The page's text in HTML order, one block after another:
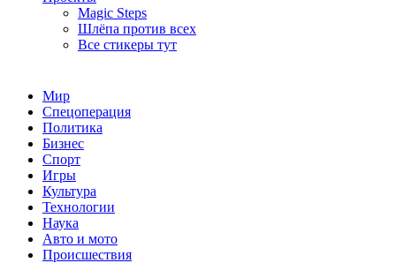
Magic Steps
Шлёпа против всех
Все стикеры тут
Мир
Спецоперация
Политика
Бизнес
Спорт
Игры
Культура
Технологии
Наука
Авто и мото
Происшествия